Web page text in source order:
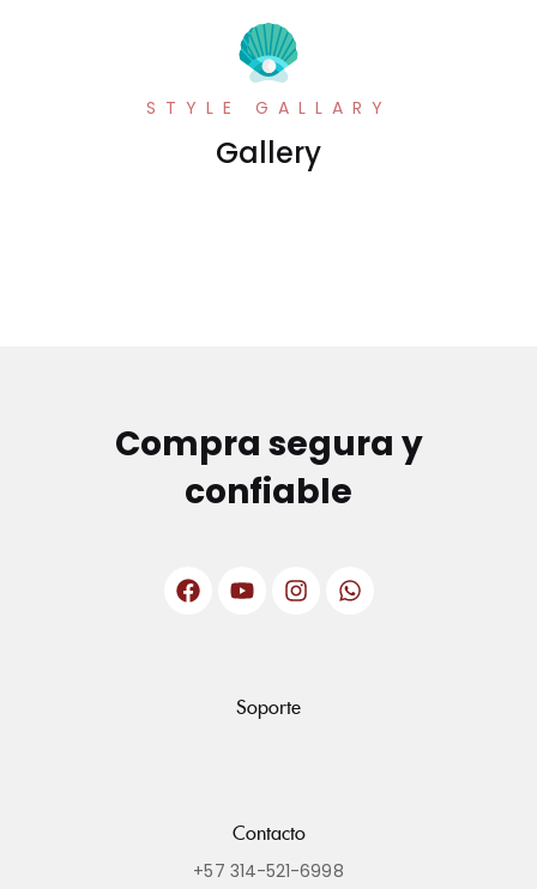
STYLE GALLARY
Gallery
Compra segura y
confiable
Soporte
Contacto
+57 314-521-6998